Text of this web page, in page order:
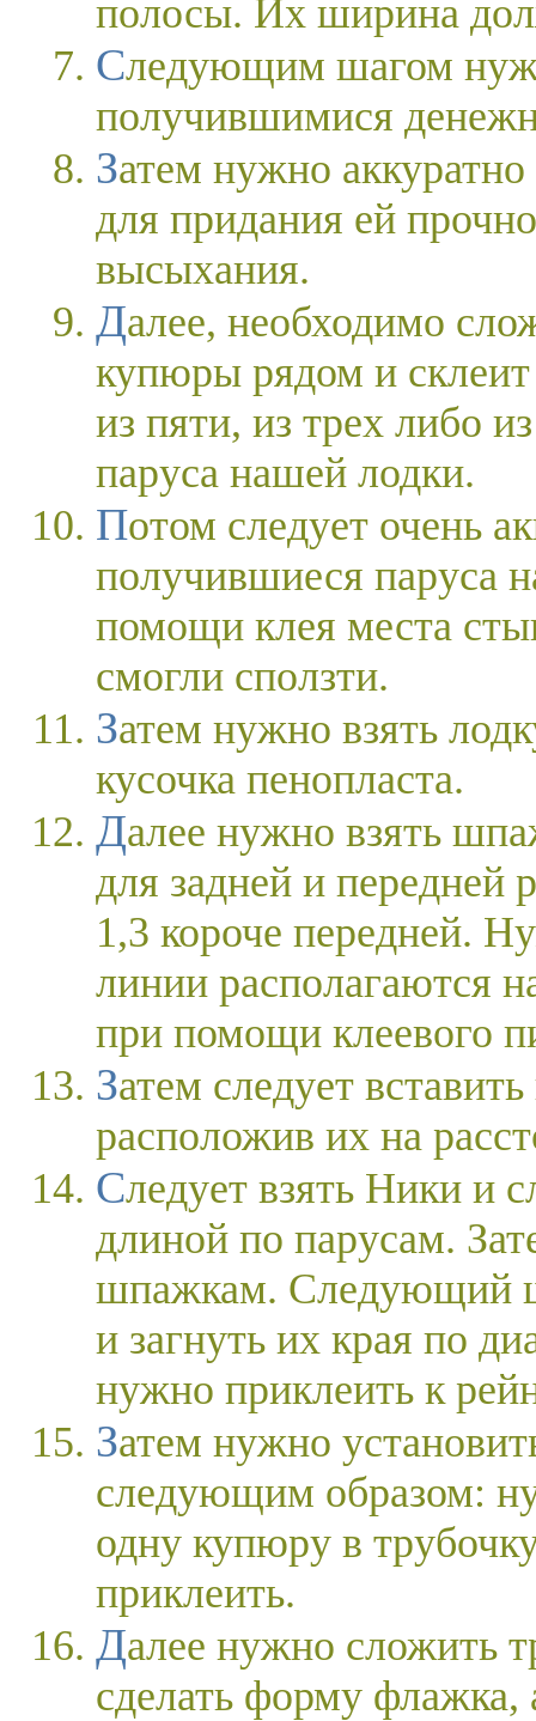
полосы. Их ширина
Следующим шагом нужно будет обклеить лодку
получившимися
Затем нужно аккуратно промазать всю лодочку клеем
для придания ей
высыхания.
Далее, необходимо сложить одинаковые денежные
купюры рядом и
из пяти, из трех либо
паруса нашей лодки.
Потом следует очень аккуратно нанизать
получившиеся паруса
помощи клея места
смогли сползти.
Затем нужно взять лодку и приклеить во внутрь ее три
кусочка пенопласта.
Далее нужно взять шпажки и вставить их в пенопласт
для задней и передней
1,3 короче передней.
линии располагаются
при помощи клеевого
Затем следует вставить шпажки с парусами,
расположив их на
Следует взять Ники и сложить их в два, три слоя
длиной по парусам.
шпажкам. Следующий
и загнуть их края по
нужно приклеить к
Затем нужно установить паруса на корму лодки
следующим образом:
одну купюру в
приклеить.
Далее нужно сложить три купюры ровно пополам,
сделать форму флажка,